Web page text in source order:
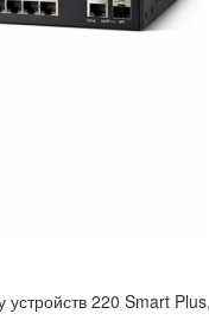
устройств 220 Smart